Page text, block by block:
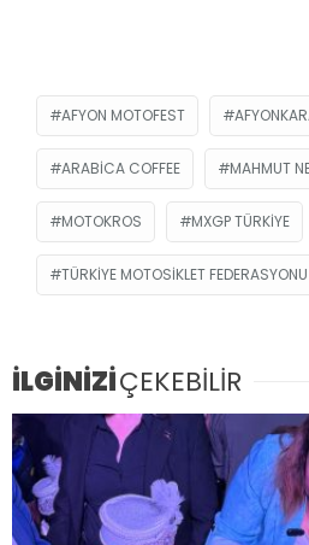
AFYON MOTOFEST
ARABICA COFFEE MAHMUT
MOTOKROS MXGP TÜRKIYE
TÜRKIYE MOTOSIKLET FEDERASYONU
İLGİNİZİÇEKEBİLİR